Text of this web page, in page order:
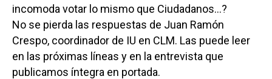
incomoda votar lo mismo que Ciudadanos…?
No se pierda las respuestas de Juan Ramón
Crespo, coordinador de IU en CLM. Las puede leer
en las próximas líneas y en la entrevista que
publicamos íntegra en portada.